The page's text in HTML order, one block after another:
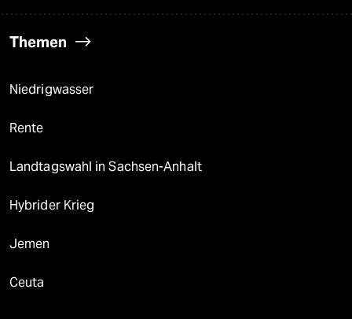
Themen
Niedrigwasser
Rente
Landtagswahl in Sachsen-Anhalt
Hybrider Krieg
Jemen
Ceuta